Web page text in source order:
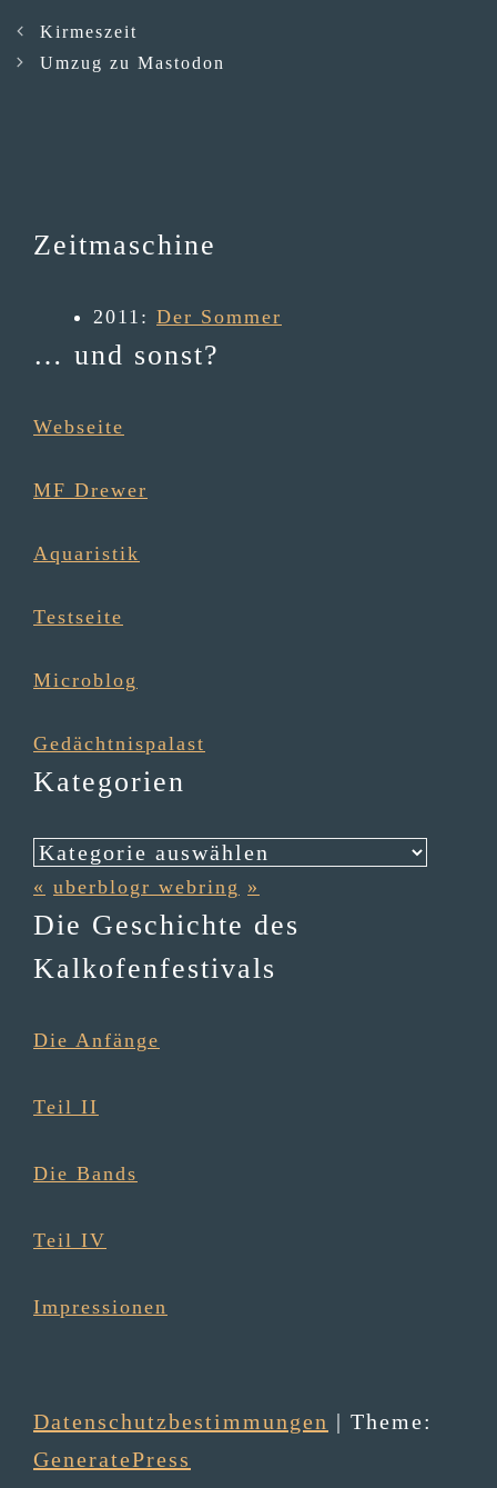
Kirmeszeit
Umzug zu Mastodon
Zeitmaschine
2011 : Der Sommer
… und sonst?
Webseite
MF Drewer
Aqua­ris­tik
Testseite
Micro­blog
Gedächt­nis­pa­last
Kategorien
Kategorien
« uberblogr webring »
Die Geschichte des
Kalkofenfestivals
Die Anfänge
Teil II
Die Bands
Teil IV
Impressionen
Datenschutzbestimmungen | Theme:
GeneratePress